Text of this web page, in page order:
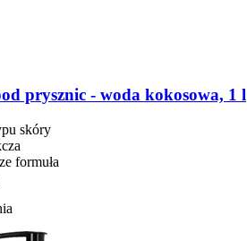
prysznic -​ woda kokosowa, 1 l
skóry
formuła